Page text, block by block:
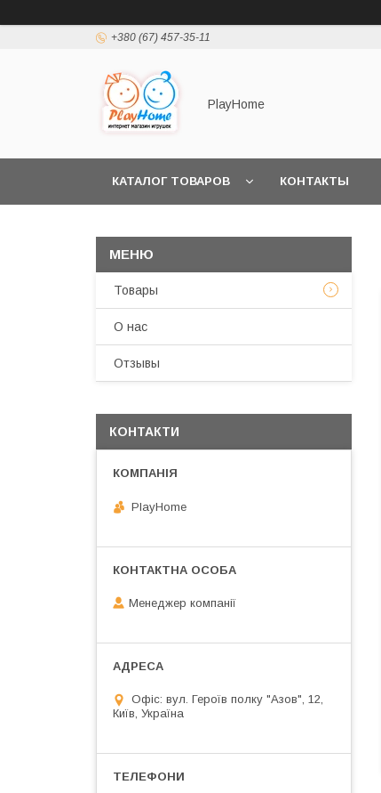
+380 (67) 457-35-11
PlayHome
КАТАЛОГ ТОВАРОВ КОНТАКТЫ
Товары
О нас
Отзывы
КОНТАКТИ
PlayHome
Менеджер компанії
Офіс: вул. Героїв полку "Азов", 12,
Київ, Україна